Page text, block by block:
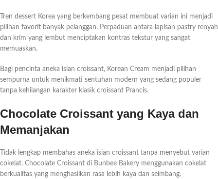
Tren dessert Korea yang berkembang pesat membuat varian ini menjadi
pilihan favorit banyak pelanggan. Perpaduan antara lapisan pastry renyah
dan krim yang lembut menciptakan kontras tekstur yang sangat
memuaskan.
Bagi pencinta aneka isian croissant, Korean Cream menjadi pilihan
sempurna untuk menikmati sentuhan modern yang sedang populer
tanpa kehilangan karakter klasik croissant Prancis.
Chocolate Croissant yang Kaya dan
Memanjakan
Tidak lengkap membahas aneka isian croissant tanpa menyebut varian
cokelat. Chocolate Croissant di Bunbee Bakery menggunakan cokelat
berkualitas yang menghasilkan rasa lebih kaya dan seimbang.